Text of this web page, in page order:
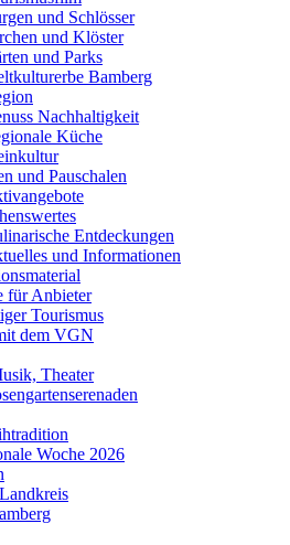
und Schlösser
und Klöster
und Parks
Bamberg
Nachhaltigkeit
Küche
und Pauschalen
Entdeckungen
und Informationen
für Anbieter
Tourismus
dem VGN
Theater
Woche 2026